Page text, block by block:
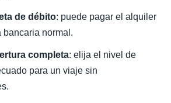
de débito: puede pagar el alquiler
bancaria normal.
completa: elija el nivel de
para un viaje sin